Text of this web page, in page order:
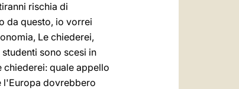
rischia di
da questo, io vorrei
Le chiederei,
sono scesi in
quale appello
l'Europa dovrebbero